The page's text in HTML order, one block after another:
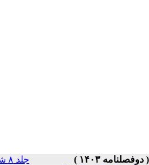
جلد ۸ شماره ۲ صفحات ۲۰۷-۱۸۳